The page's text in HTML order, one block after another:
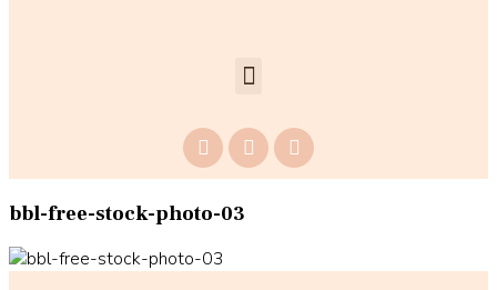
bbl-free-stock-photo-03